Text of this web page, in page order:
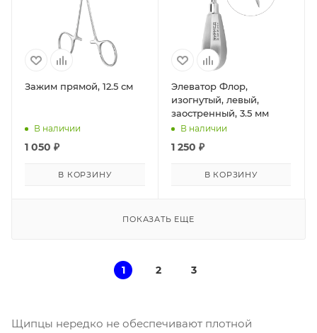
Зажим прямой, 12.5 см
В наличии
1 050 ₽
В КОРЗИНУ
Элеватор Флор,
изогнутый, левый,
заостренный, 3.5 мм
В наличии
1 250 ₽
В КОРЗИНУ
ПОКАЗАТЬ ЕЩЕ
1 2 3
Щипцы нередко не обеспечивают плотной